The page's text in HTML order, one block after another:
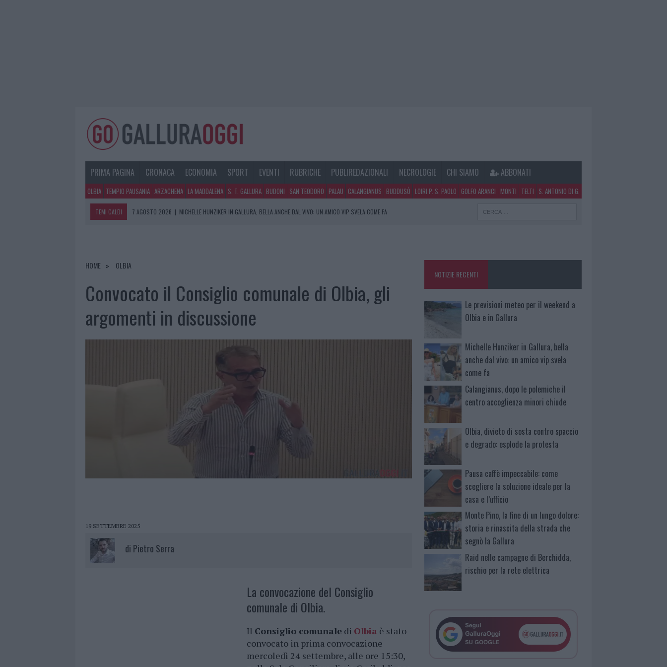
PRIMA PAGINA CRONACA ECONOMIA SPORT EVENTI RUBRICHE PUBLIREDAZIONALI NECROLOGIE CHI SIAMO ABBONATI
OLBIA TEMPIO PAUSANIA ARZACHENA LA MADDALENA S. T. GALLURA BUDONI SAN TEODORO PALAU CALANGIANUS BUDDUSÒ LOIRI P. S. PAOLO GOLFO ARANCI MONTI TELTI S. ANTONIO DI G.
TEMI CALDI 7 AGOSTO 2026 | MICHELLE HUNZIKER IN GALLURA, BELLA ANCHE DAL VIVO: UN AMICO VIP SVELA COME FA
7 AGOSTO 2026
HOME OLBIA
Convocato il Consiglio comunale di Olbia, gli
argomenti in discussione
19 SETTEMBRE 2025
di Pietro Serra
La convocazione del Consiglio
comunale di Olbia.
Il Consiglio comunale di Olbia è stato
convocato in prima convocazione
mercoledì 24 settembre, alle ore 15:30,
NOTIZIE RECENTI
Le previsioni meteo per il weekend a
Olbia e in Gallura
Michelle Hunziker in Gallura, bella
anche dal vivo: un amico vip svela
come fa
Calangianus, dopo le polemiche il
centro accoglienza minori chiude
Olbia, divieto di sosta contro spaccio
e degrado: esplode la protesta
Pausa caffè impeccabile: come
scegliere la soluzione ideale per la
casa e l’ufficio
Monte Pino, la fine di un lungo dolore:
storia e rinascita della strada che
segnò la Gallura
Raid nelle campagne di Berchidda,
rischio per la rete elettrica